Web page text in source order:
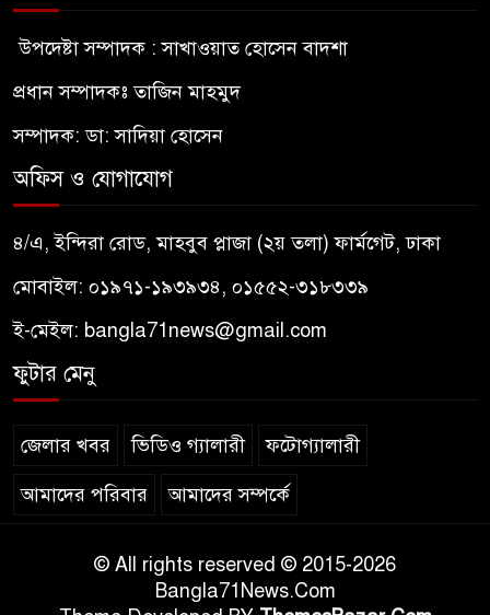
উপদেষ্টা সম্পাদক : সাখাওয়াত হোসেন বাদশা
প্রধান সম্পাদকঃ তাজিন মাহমুদ
সম্পাদক: ডা: সাদিয়া হোসেন
অফিস ও যোগাযোগ
৪/এ, ইন্দিরা রোড, মাহবুব প্লাজা (২য় তলা) ফার্মগেট, ঢাকা
মোবাইল: ০১৯৭১-১৯৩৯৩৪, ০১৫৫২-৩১৮৩৩৯
ই-মেইল: bangla71news@gmail.com
ফুটার মেনু
জেলার খবর ভিডিও গ্যালারী ফটোগ্যালারী
আমাদের পরিবার আমাদের সম্পর্কে
© All rights reserved © 2015-2026
Bangla71News.Com